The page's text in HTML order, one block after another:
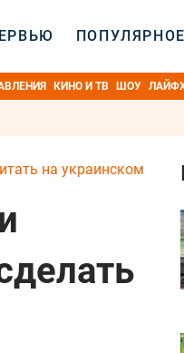
ПОПУЛЯРНОЕ
КИНО И ТВ ШОУ
на украинском